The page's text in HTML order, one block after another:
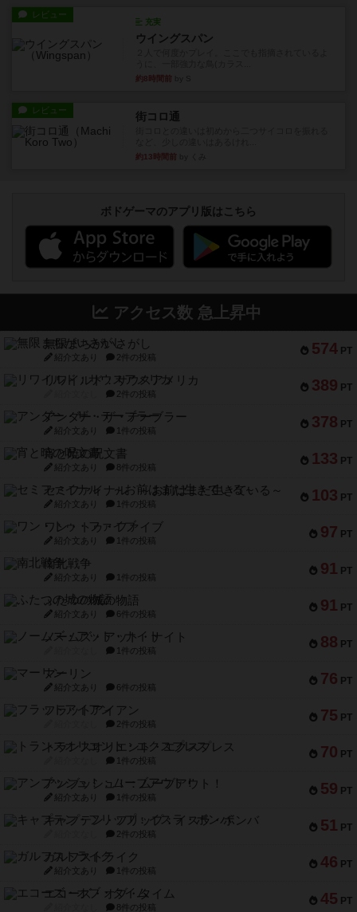
レビュー
充実
ウイングスパン
約8時間前
レビュー 街コロ通
約13時間前
ボドゲーマのアプリ版はこちら
アクセス数 急上昇中
574 PT
無限まちがいさがし
紹介文あり 2件の投稿
389 PT
リワイルド：サウスアメリカ
2件の投稿
378 PT
アンダー・ザ・テーブラー
紹介文あり 1件の投稿
133 PT
宵と暁の呪文書
紹介文あり 8件の投稿
103 PT
セミファイナル ～お前はまだ生きている～
紹介文あり 1件の投稿
97 PT
ワン・トゥ・ファイブ
紹介文あり 1件の投稿
91 PT
南北戦争
紹介文あり 1件の投稿
91 PT
ふたつの城の物語
紹介文あり 6件の投稿
88 PT
ノームズ・アット・ナイト
1件の投稿
76 PT
マーリン
紹介文あり 6件の投稿
75 PT
フラットアイアン
2件の投稿
70 PT
トランスオリエント・エクスプレス
1件の投稿
59 PT
アンブッシュ！：ムーブアウト！
紹介文あり 1件の投稿
51 PT
キャプテン・フリップ：イスラ・ボンバ
2件の投稿
46 PT
ガルフストライク
紹介文あり 1件の投稿
45 PT
エコーズ・オブ・タイム
8件の投稿